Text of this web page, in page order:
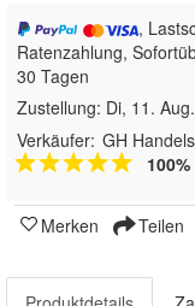
,
Ratenzahlung,
30 Tagen
Zustellung: Di, 11.
Verkäufer: GH
Merken Teilen